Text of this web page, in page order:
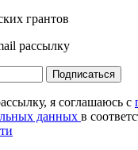
рассылку
Подписаться
я соглашаюсь с
данных в